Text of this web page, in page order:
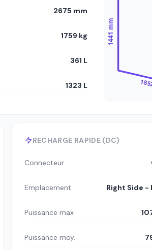
2675 mm
1759 kg
361 L
1323 L
1441 mm
RECHARGE RAPIDE (DC)
Connecteur
Emplacement Right Side -
Puissance max
Puissance moy.